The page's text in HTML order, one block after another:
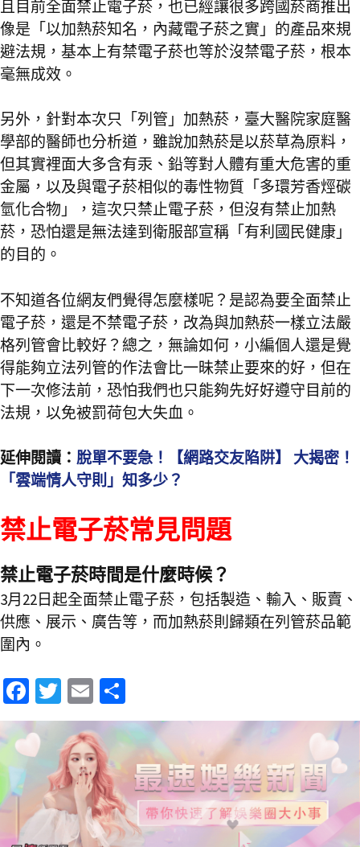
且目前全面禁止電子菸，也已經讓很多跨國菸商推出
像是「以加熱菸知名，內藏電子菸之實」的產品來規
避法規，基本上有禁電子菸也等於沒禁電子菸，根本
毫無成效。
另外，針對本次只「列管」加熱菸，臺大醫院家庭醫
學部的醫師也分析道，雖說加熱菸是以菸草為原料，
但其實裡面大多含有汞、鉛等對人體有重大危害的重
金屬，以及與電子菸相似的毒性物質「多環芳香烴碳
氫化合物」，這次只禁止電子菸，但沒有禁止加熱
菸，恐怕還是無法達到衛服部宣稱「有利國民健康」
的目的。
不知道各位網友們覺得怎麼樣呢？是認為要全面禁止
電子菸，還是不禁電子菸，改為與加熱菸一樣立法嚴
格列管會比較好？總之，無論如何，小編個人還是覺
得能夠立法列管的作法會比一昧禁止要來的好，但在
下一次修法前，恐怕我們也只能夠先好好遵守目前的
法規，以免被罰荷包大失血。
延伸閱讀： 脫單不要急！【網路交友陷阱】 大揭密！
「雲端情人守則」知多少？
禁止電子菸常見問題
禁止電子菸時間是什麼時候？
3月22日起全面禁止電子菸，包括製造、輸入、販賣、
供應、展示、廣告等，而加熱菸則歸類在列管菸品範
圍內。
Fa
ce
b
o
k
T
wi
tt
er
E
m
ai
l
享